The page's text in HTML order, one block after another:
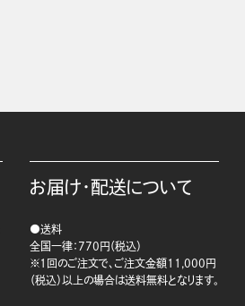
お届け・配送について
●送料
全国一律：770円（税込）
※1回のご注文で、ご注文金額11,000円
（税込）以上の場合は送料無料となります。